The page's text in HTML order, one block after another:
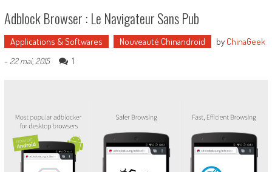
Adblock Browser : Le Navigateur Sans Pub
Applications & Softwares Nouveauté Chinandroid by ChinaGeek
- 22 mai, 2015 1